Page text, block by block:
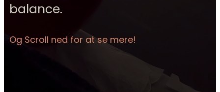
balance.
Og Scroll ned for at se mere!